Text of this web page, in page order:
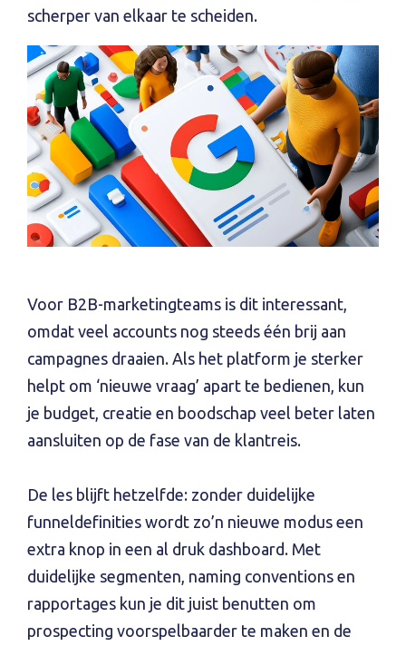
scherper van elkaar te scheiden.
Voor B2B-marketingteams is dit interessant,
omdat veel accounts nog steeds één brij aan
campagnes draaien. Als het platform je sterker
helpt om ‘nieuwe vraag’ apart te bedienen, kun
je budget, creatie en boodschap veel beter laten
aansluiten op de fase van de klantreis.
De les blijft hetzelfde: zonder duidelijke
funneldefinities wordt zo’n nieuwe modus een
extra knop in een al druk dashboard. Met
duidelijke segmenten, naming conventions en
rapportages kun je dit juist benutten om
prospecting voorspelbaarder te maken en de